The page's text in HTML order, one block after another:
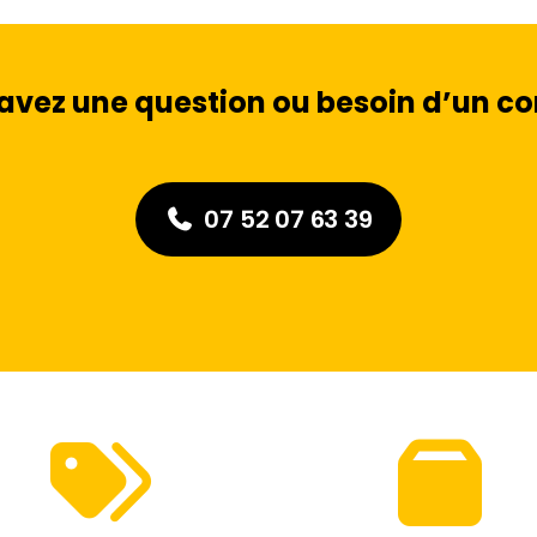
une question ou besoin d’un
07 52 07 63 39